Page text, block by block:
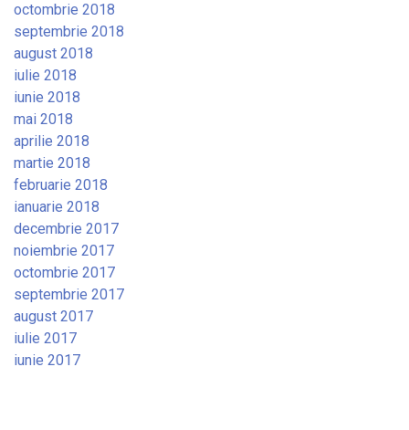
octombrie 2018
septembrie 2018
august 2018
iulie 2018
iunie 2018
mai 2018
aprilie 2018
martie 2018
februarie 2018
ianuarie 2018
decembrie 2017
noiembrie 2017
octombrie 2017
septembrie 2017
august 2017
iulie 2017
iunie 2017